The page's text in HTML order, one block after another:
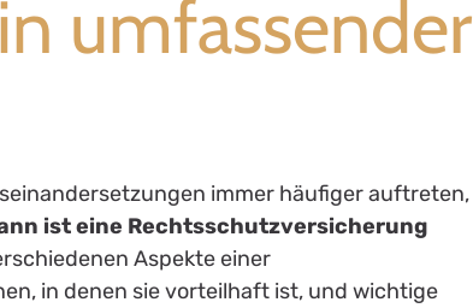
umfassender
immer häufiger auftreten,
ist eine Rechtsschutzversicherung
Aspekte einer
in denen sie vorteilhaft ist, und wichtige